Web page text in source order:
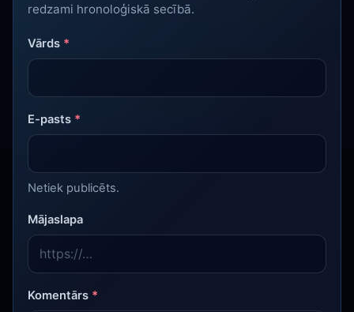
redzami hronoloģiskā secībā.
Vārds *
E-pasts *
Netiek publicēts.
Mājaslapa
Komentārs *